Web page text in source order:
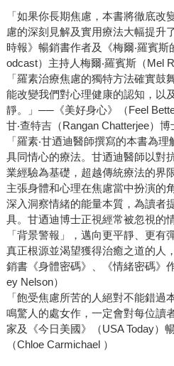
「如果你長期焦慮，本書將徹底改
慮的深刻見解及實用療法大幅提升
時報》暢銷書作者及《梅爾‧羅賓
odcast）主持人梅爾‧羅賓斯（Mel
「羅素治療焦慮的獨特方法確實
能改變我們對心理健康的認知，以
靜。」──《美好身心》（Feel
甘‧查特吉（Rangan Chatterjee）博
「羅素‧甘迺迪醫師撰寫的本書為
具同情心的療法。甘迺迪醫師以對
業經驗為基礎，超越傳統療法的界
主張身體和心理在焦慮當中扮演的
深入洞察情緒的能量本質，為讀者
具。甘迺迪博士正視經常被忽視的
「背景警報」，邁向更平靜、更有
真正根源並渴望獲得治癒之道的人
銷書《身體密碼》、《情緒密碼》
ey Nelson）
「飽受焦慮所苦的人絕對不能錯過
鳴驚人的處女作，一定會對每位讀
家及《今日美國》（USA Today）
（Chloe Carmichael ）